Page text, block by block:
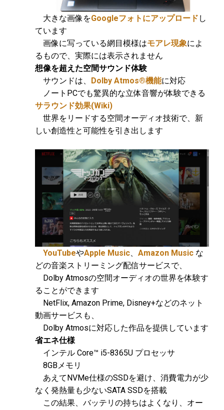
大きな画像をGoogleフォトにアップロード し
ています
画像に写っている網目模様はモアレ現象によ
るもので、実際には表示されません
想像を超えた空間サウンド体験
サウンドは、 Dolby Atmos®機能に対応
ノートPCでも驚異的な立体音響が体験できる
サラウンド効果(Wiki)
世界をリードする空間オーディオ技術で、新
しい創造性と可能性を引き出します
YouTubeやApple Music、 Amazon Music な
どの音楽ストリーミング配信サービスで、
Dolby Atmosの空間オーディオの世界を体験す
ることができます
NetFlix, Amazon Prime, Disney+などのネット
動画サービスも、
Dolby Atmosに対応した作品を提供しています
省エネ仕様
インテル Core™ i5-8365U プロセッサ
8GBメモリ
あえてNVMe仕様のSSDを避け、消費電力が少
なく発熱量も少ないSATA SSDを搭載
この結果、バッテリの持ちはよくなり、オー